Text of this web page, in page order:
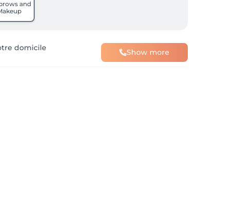
and
domicile Show more